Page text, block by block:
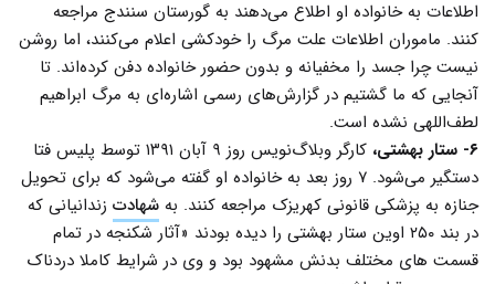
اطلاعات به خانواده او اطلاع می‌دهند به گورستان سنندج مراجعه
کنند. ماموران اطلاعات علت مرگ را خودکشی اعلام می‌کنند، اما روشن
نیست چرا جسد را مخفیانه و بدون حضور خانواده دفن کرده‌اند. تا
آنجایی که ما گشتیم در گزارش‌های رسمی اشاره‌ای به مرگ ابراهیم
لطف‌اللهی نشده است.
۶- ستار بهشتی،
کارگر وبلاگ‌نویس روز ۹ آبان ۱۳۹۱ توسط پلیس فتا
دستگیر می‌شود. ۷ روز بعد به خانواده او گفته می‌شود که برای تحویل
جنازه به پزشکی قانونی کهریزک مراجعه کنند. به شهادت زندانیانی که
در بند ۲۵۰ اوین ستار بهشتی را دیده بودند «آثار شکنجه در تمام
قسمت های مختلف بدنش مشهود بود و وی در شرایط کاملا دردناک